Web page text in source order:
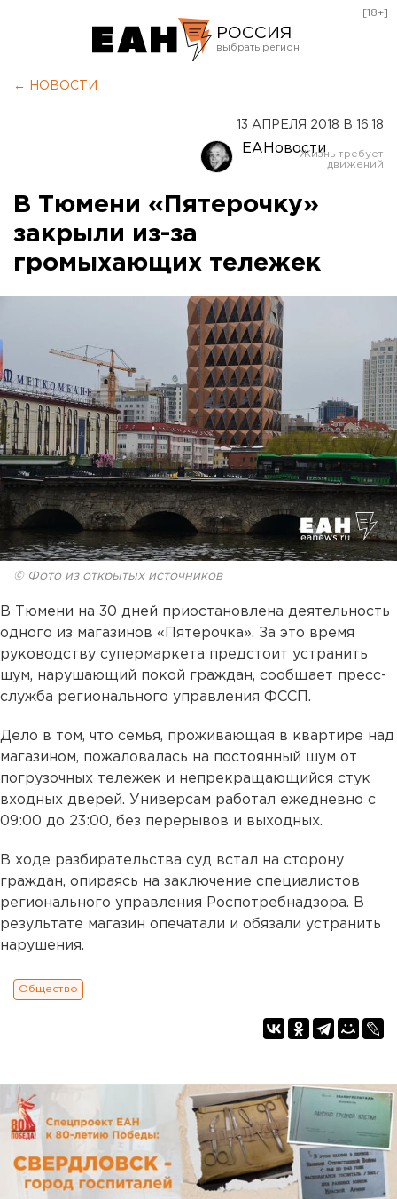
РОССИЯ
Оренбург
[18+]
← НОВОСТИ
13 АПРЕЛЯ 2018 В 16:18
ЕАНовости
В Тюмени «Пятерочку»
закрыли из-за
громыхающих тележек
© Фото из открытых источников
В Тюмени на 30 дней приостановлена деятельность
одного из магазинов «Пятерочка». За это время
руководству супермаркета предстоит устранить
шум, нарушающий покой граждан, сообщает пресс-
служба регионального управления ФССП.
Дело в том, что семья, проживающая в квартире над
магазином, пожаловалась на постоянный шум от
погрузочных тележек и непрекращающийся стук
входных дверей. Универсам работал ежедневно с
09:00 до 23:00, без перерывов и выходных.
В ходе разбирательства суд встал на сторону
граждан, опираясь на заключение специалистов
регионального управления Роспотребнадзора. В
результате магазин опечатали и обязали устранить
нарушения.
Общество